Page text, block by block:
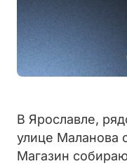
В Ярославле,
улице Маланова
Магазин